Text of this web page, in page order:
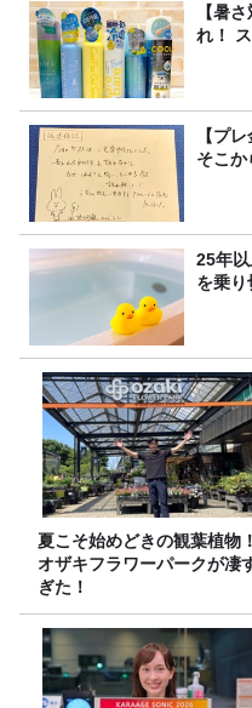
【暑
れ！
【プ
そこか
25年
を乗り
夏こそ始めどきの観葉植物！
オザキフラワーパークが凄
ぎた！